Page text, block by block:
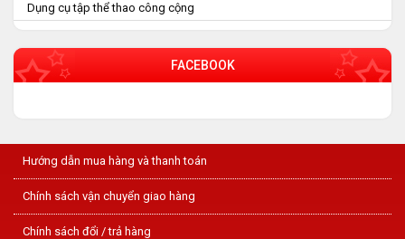
Dụng cụ tập thể thao công cộng
FACEBOOK
Hướng dẫn mua hàng và thanh toán
Chính sách vận chuyển giao hàng
Chính sách đổi / trả hàng